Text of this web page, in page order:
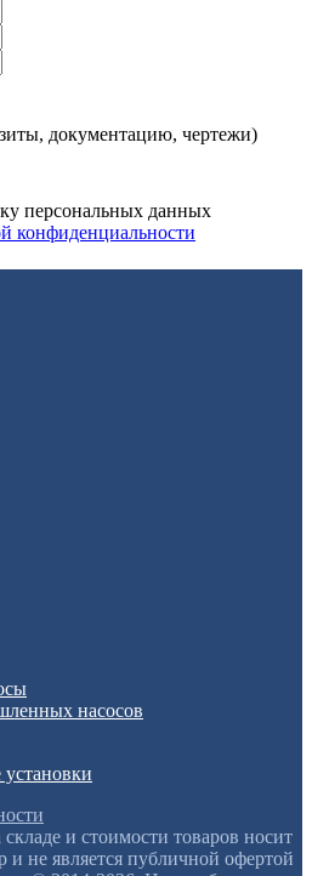
документацию, чертежи)
персональных данных
конфиденциальности
насосов
и стоимости товаров носит
не является публичной офертой